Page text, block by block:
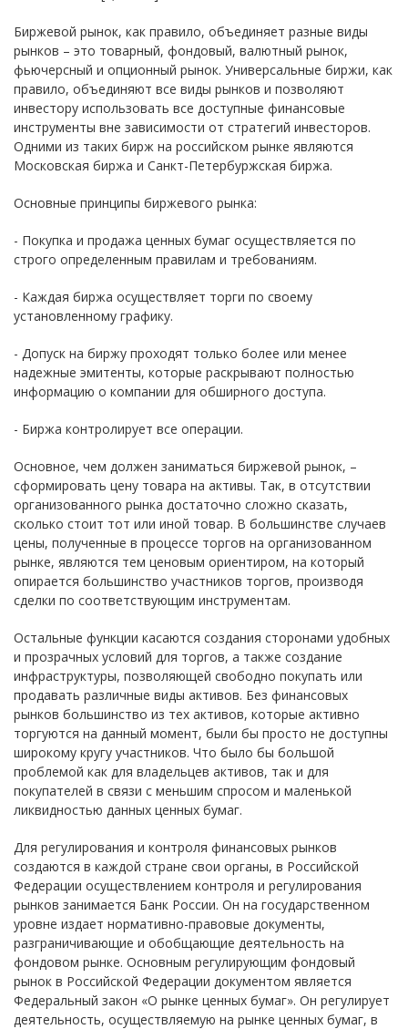
Биржевой рынок, как правило, объединяет разные виды
рынков – это товарный, фондовый, валютный рынок,
фьючерсный и опционный рынок. Универсальные биржи, как
правило, объединяют все виды рынков и позволяют
инвестору использовать все доступные финансовые
инструменты вне зависимости от стратегий инвесторов.
Одними из таких бирж на российском рынке являются
Московская биржа и Санкт-Петербуржская биржа.
Основные принципы биржевого рынка:
- Покупка и продажа ценных бумаг осуществляется по
строго определенным правилам и требованиям.
- Каждая биржа осуществляет торги по своему
установленному графику.
- Допуск на биржу проходят только более или менее
надежные эмитенты, которые раскрывают полностью
информацию о компании для обширного доступа.
- Биржа контролирует все операции.
Основное, чем должен заниматься биржевой рынок, –
сформировать цену товара на активы. Так, в отсутствии
организованного рынка достаточно сложно сказать,
сколько стоит тот или иной товар. В большинстве случаев
цены, полученные в процессе торгов на организованном
рынке, являются тем ценовым ориентиром, на который
опирается большинство участников торгов, производя
сделки по соответствующим инструментам.
Остальные функции касаются создания сторонами удобных
и прозрачных условий для торгов, а также создание
инфраструктуры, позволяющей свободно покупать или
продавать различные виды активов. Без финансовых
рынков большинство из тех активов, которые активно
торгуются на данный момент, были бы просто не доступны
широкому кругу участников. Что было бы большой
проблемой как для владельцев активов, так и для
покупателей в связи с меньшим спросом и маленькой
ликвидностью данных ценных бумаг.
Для регулирования и контроля финансовых рынков
создаются в каждой стране свои органы, в Российской
Федерации осуществлением контроля и регулирования
рынков занимается Банк России. Он на государственном
уровне издает нормативно-правовые документы,
разграничивающие и обобщающие деятельность на
фондовом рынке. Основным регулирующим фондовый
рынок в Российской Федерации документом является
Федеральный закон «О рынке ценных бумаг». Он регулирует
деятельность, осуществляемую на рынке ценных бумаг, в